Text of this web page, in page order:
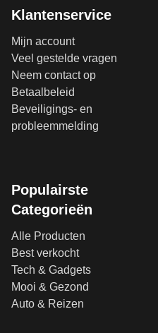
Klantenservice
Mijn account
Veel gestelde vragen
Neem contact op
Betaalbeleid
Beveiligings- en
probleemmelding
Populairste
Categorieën
Alle Producten
Best verkocht
Tech & Gadgets
Mooi & Gezond
Auto & Reizen